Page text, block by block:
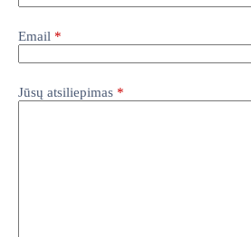
Email *
Jūsų atsiliepimas *